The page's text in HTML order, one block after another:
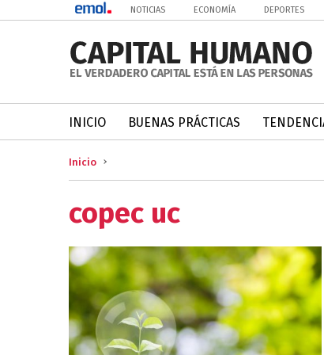
NOTICIAS ECONOMÍA DEPORTES
INICIO BUENAS PRÁCTICAS
Inicio
copec uc